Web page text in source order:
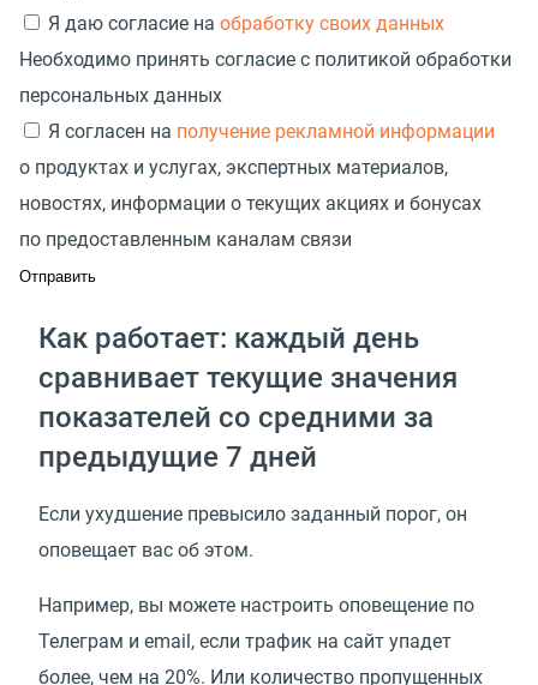
Я даю согласие на обработку своих данных
Необходимо принять согласие с политикой обработки
персональных данных
Я согласен на получение рекламной информации
о продуктах и услугах, экспертных материалов,
новостях, информации о текущих акциях и бонусах
по предоставленным каналам связи
Как работает: каждый день
сравнивает текущие значения
показателей со средними за
предыдущие 7 дней
Если ухудшение превысило заданный порог, он
оповещает вас об этом.
Например, вы можете настроить оповещение по
Телеграм и email, если трафик на сайт упадет
более, чем на 20%. Или количество пропущенных